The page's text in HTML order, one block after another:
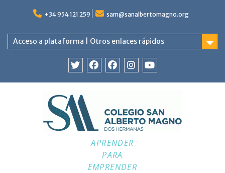
+34 954 121 259 sam@sanalbertomagno.org
Acceso a plataforma | Otros enlaces rápidos
APRENDER
PARA
EMPRENDER